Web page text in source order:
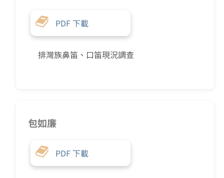
PDF 下載
排灣族鼻笛、口笛現況調查
包如廉
PDF 下載